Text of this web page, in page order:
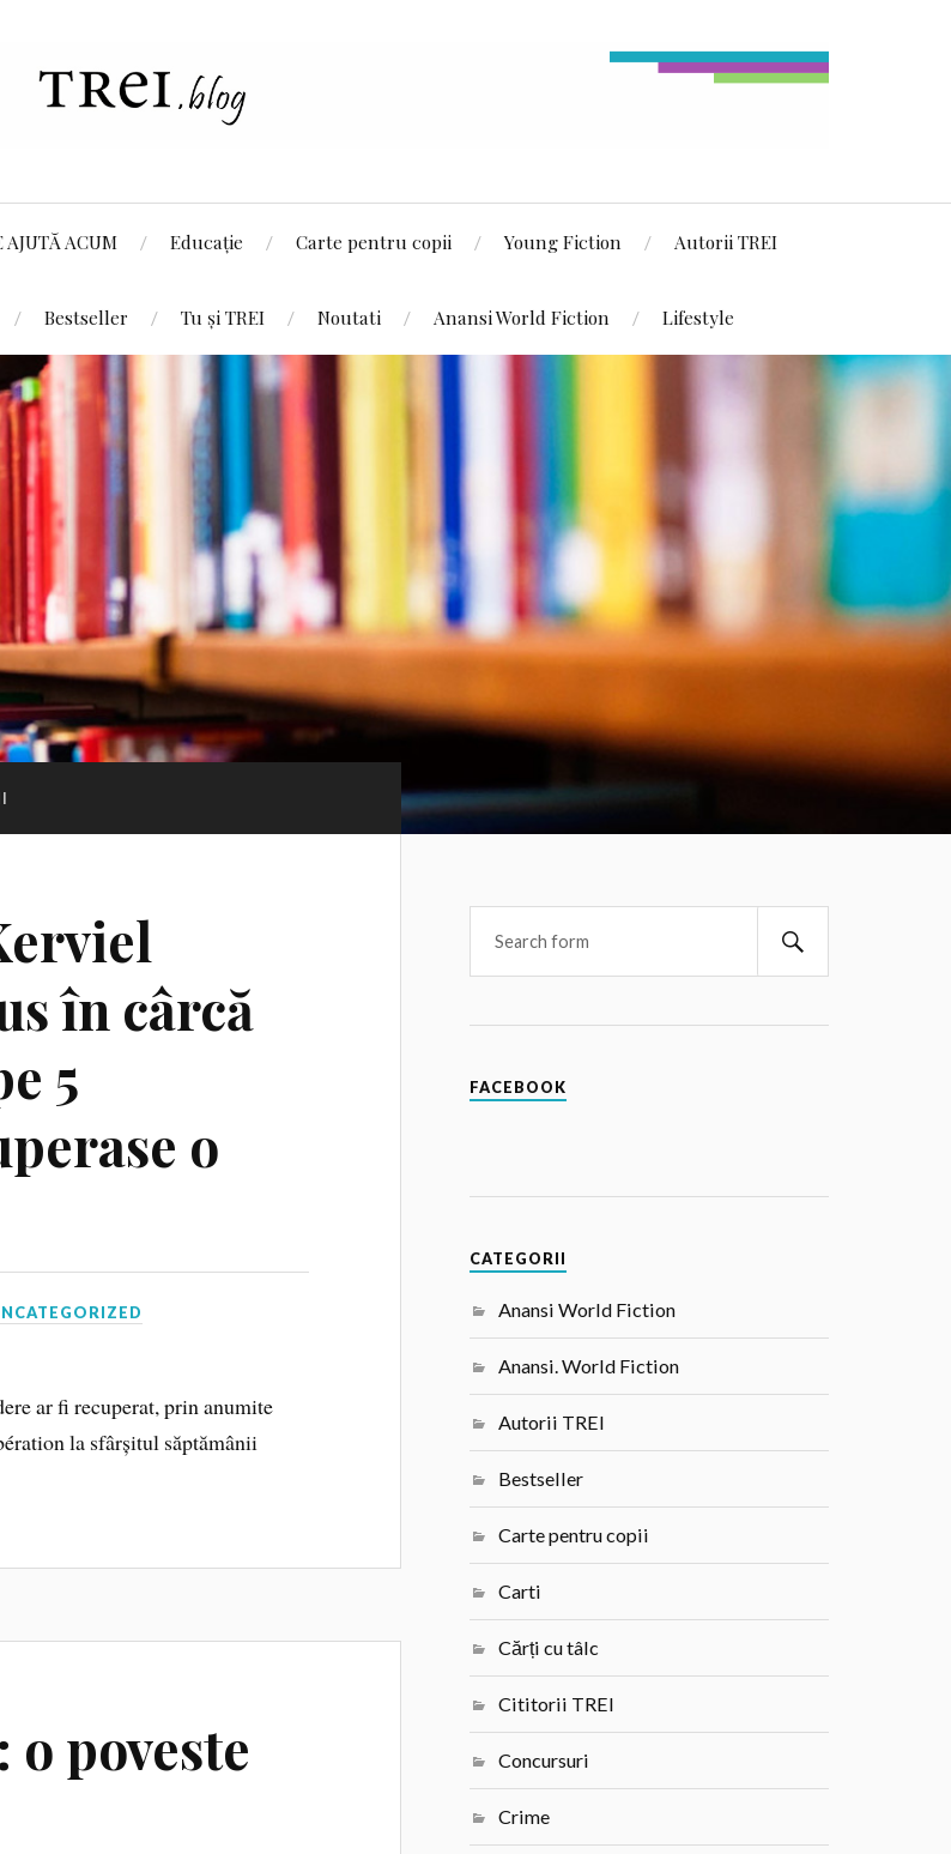
AJUTĂ ACUM Educație Carte pentru copii Young Fiction Autorii TREI
Bestseller Tu și TREI Noutati Anansi World Fiction Lifestyle
în cârcă
5
o
ar fi recuperat, prin anumite
la sfârșitul săptămânii
poveste
FACEBOOK
CATEGORII
Anansi World Fiction
Anansi. World Fiction
Autorii TREI
Bestseller
Carte pentru copii
Carti
Cărți cu tâlc
Cititorii TREI
Concursuri
Crime